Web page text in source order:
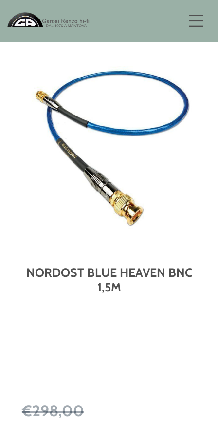
NORDOST BLUE HEAVEN BNC
1,5M
€298,00